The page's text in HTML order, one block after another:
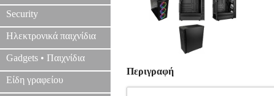
Security
Ηλεκτρονικά παιχνίδια
Gadgets • Παιχνίδια
Είδη γραφείου
Περιγραφή